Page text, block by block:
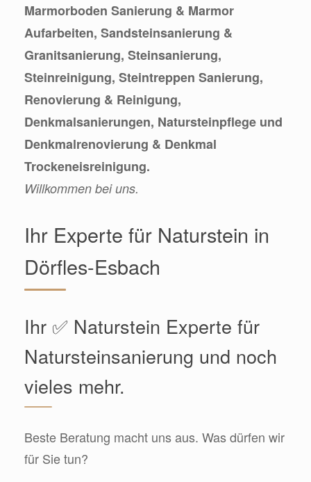
Marmorboden Sanierung & Marmor
Aufarbeiten, Sandsteinsanierung &
Granitsanierung, Steinsanierung,
Steinreinigung, Steintreppen Sanierung,
Renovierung & Reinigung,
Denkmalsanierungen, Natursteinpflege und
Denkmalrenovierung & Denkmal
Trockeneisreinigung.
Willkommen bei uns.
Ihr Experte für Naturstein in
Dörfles-Esbach
Ihr ✅ Naturstein Experte für
Natursteinsanierung und noch
vieles mehr.
Beste Beratung macht uns aus. Was dürfen wir
für Sie tun?